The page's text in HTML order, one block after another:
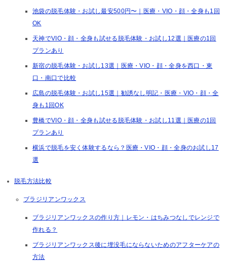
池袋の脱毛体験・お試し最安500円〜｜医療・VIO・顔・全身も1回
OK
天神でVIO・顔・全身も試せる脱毛体験・お試し12選｜医療の1回
プランあり
新宿の脱毛体験・お試し13選｜医療・VIO・顔・全身を西口・東
口・南口で比較
広島の脱毛体験・お試し15選｜勧誘なし明記・医療・VIO・顔・全
身も1回OK
豊橋でVIO・顔・全身も試せる脱毛体験・お試し11選｜医療の1回
プランあり
横浜で脱毛を安く体験するなら？医療・VIO・顔・全身のお試し17
選
脱毛方法比較
ブラジリアンワックス
ブラジリアンワックスの作り方｜レモン・はちみつなしでレンジで
作れる？
ブラジリアンワックス後に埋没毛にならないためのアフターケアの
方法